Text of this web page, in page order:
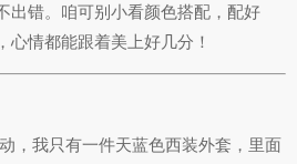
出错。咱可别小看颜色搭配，配好
心情都能跟着美上好几分！
，我只有一件天蓝色西装外套，里面